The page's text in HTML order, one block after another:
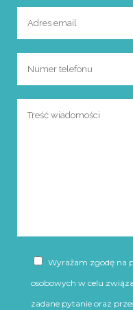
Wyrażam zgodę na
osobowych w celu
zadane pytanie oraz